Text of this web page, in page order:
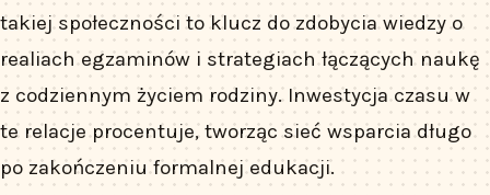
takiej społeczności to klucz do zdobycia wiedzy o
realiach egzaminów i strategiach łączących naukę
z codziennym życiem rodziny. Inwestycja czasu w
te relacje procentuje, tworząc sieć wsparcia długo
po zakończeniu formalnej edukacji.